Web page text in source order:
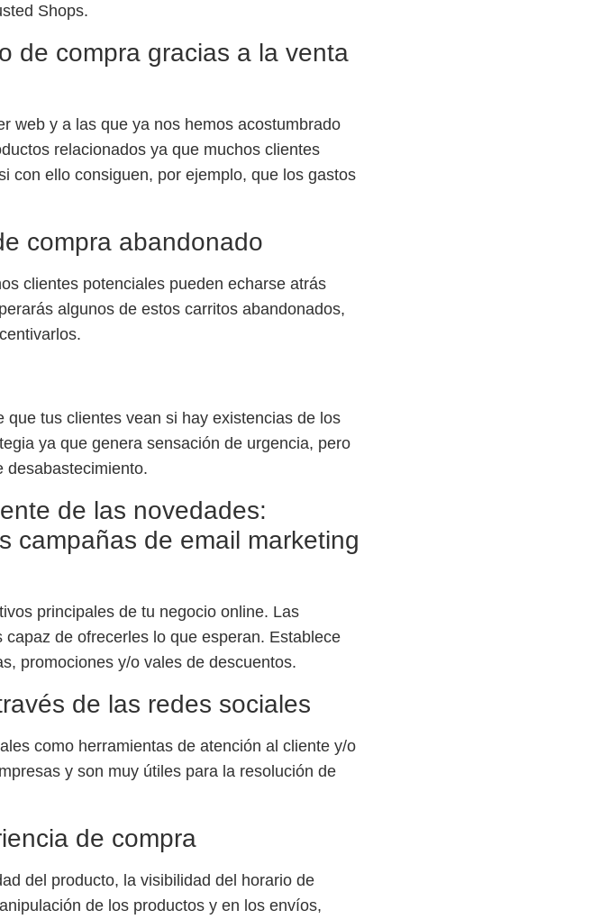
Shops.
de compra gracias a laventa
web y a las que ya nos hemos acostumbrado
relacionados ya que muchos clientes
con ello consiguen, por ejemplo, que los gastos
compra abandonado
clientes potenciales pueden echarse atrás
algunos de estos carritos abandonados,
tus clientes vean si hay existencias de los
ya que genera sensación de urgencia, pero
desabastecimiento.
de las novedades:
campañas de email marketing
principales de tu negocio online. Las
de ofrecerles lo que esperan. Establece
promociones y/o vales de descuentos.
de las redes sociales
como herramientas de atención al cliente y/o
y son muy útiles para la resolución de
de compra
del producto, la visibilidad del horario de
de los productos y en los envíos,